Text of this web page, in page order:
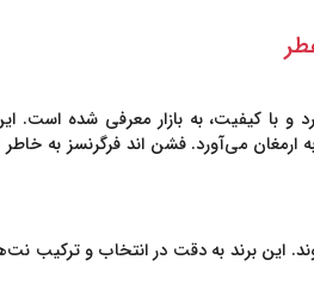
با کیفیت، به بازار معرفی شده است. این
ارمغان می‌آورد. فشن اند فرگرنسز به
این برند به دقت در انتخاب و